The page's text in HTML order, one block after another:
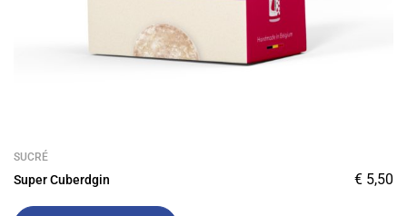
SUCRÉ
Super Cuberdgin € 5,50